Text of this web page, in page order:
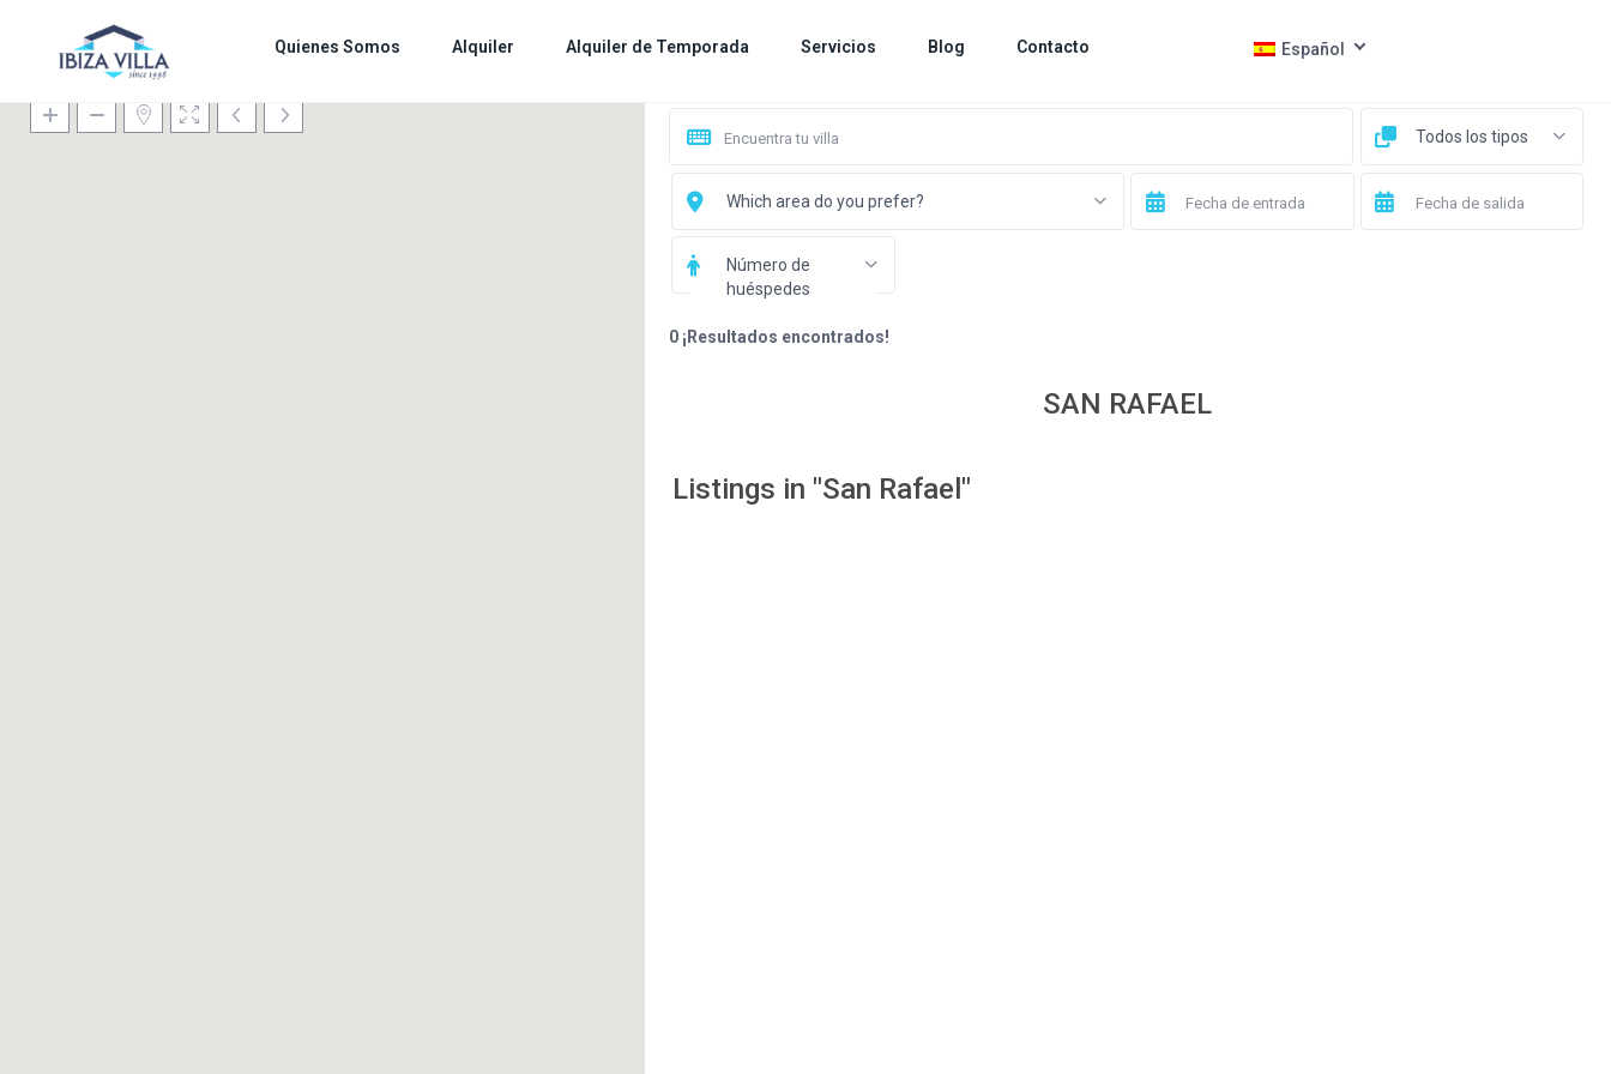
Quienes Somos Alquiler Alquiler de Temporada Servicios Blog Contacto Español
Todos los tipos
Which area do you prefer?
Número de
huéspedes
0 ¡Resultados encontrados!
SAN RAFAEL
Listings in "San Rafael"